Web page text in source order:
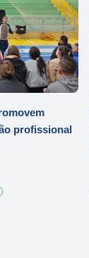
profissional